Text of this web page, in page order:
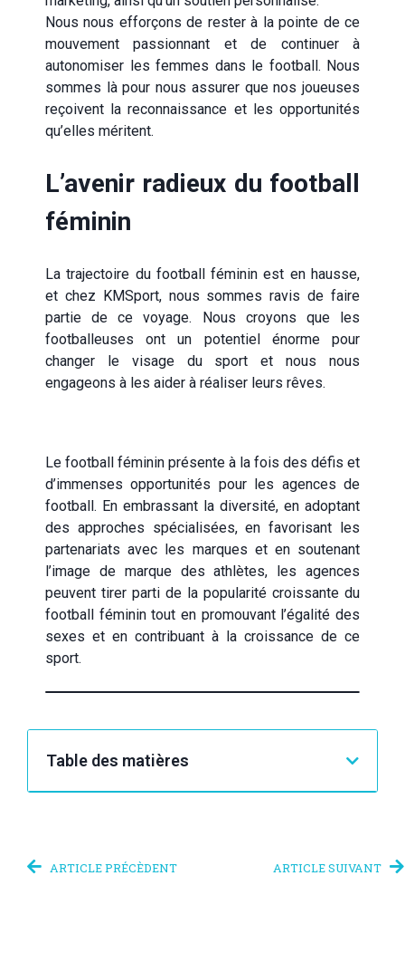
Nous nous efforçons de rester à la pointe de ce
mouvement passionnant et de continuer à
autonomiser les femmes dans le football. Nous
sommes là pour nous assurer que nos joueuses
reçoivent la reconnaissance et les opportunités
qu’elles méritent.
L’avenir radieux du football
féminin
La trajectoire du football féminin est en hausse,
et chez KMSport, nous sommes ravis de faire
partie de ce voyage. Nous croyons que les
footballeuses ont un potentiel énorme pour
changer le visage du sport et nous nous
engageons à les aider à réaliser leurs rêves.
Le football féminin présente à la fois des défis et
d’immenses opportunités pour les agences de
football. En embrassant la diversité, en adoptant
des approches spécialisées, en favorisant les
partenariats avec les marques et en soutenant
l’image de marque des athlètes, les agences
peuvent tirer parti de la popularité croissante du
football féminin tout en promouvant l’égalité des
sexes et en contribuant à la croissance de ce
sport.
Table des matières
ARTICLE PRÉCÈDENT ARTICLE SUIVANT